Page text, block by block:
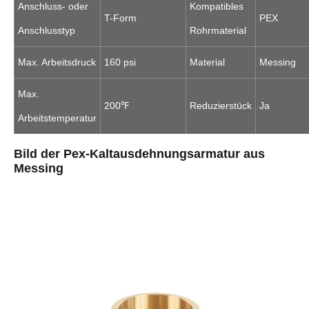
Anschluss- oder
Anschlusstyp
T-Form
Kompatibles
Rohrmaterial
PEX
Max. Arbeitsdruck 160 psi Material Messing
Max.
Arbeitstemperatur
200℉ Reduzierstück Ja
Bild der Pex-Kaltausdehnungsarmatur aus
Messing